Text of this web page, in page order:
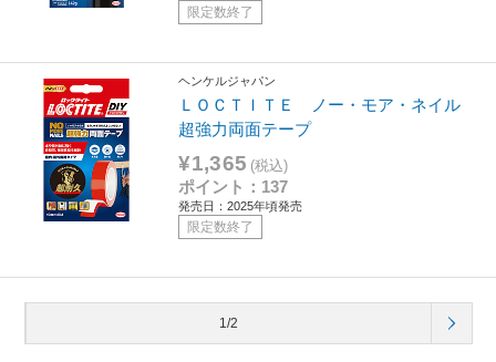
限定数終了
ヘンケルジャパン
ＬＯＣＴＩＴＥ ノー・モア・ネイル
超強力両面テープ
¥1,365 (税込)
ポイント：137
発売日：2025年頃発売
限定数終了
1/2